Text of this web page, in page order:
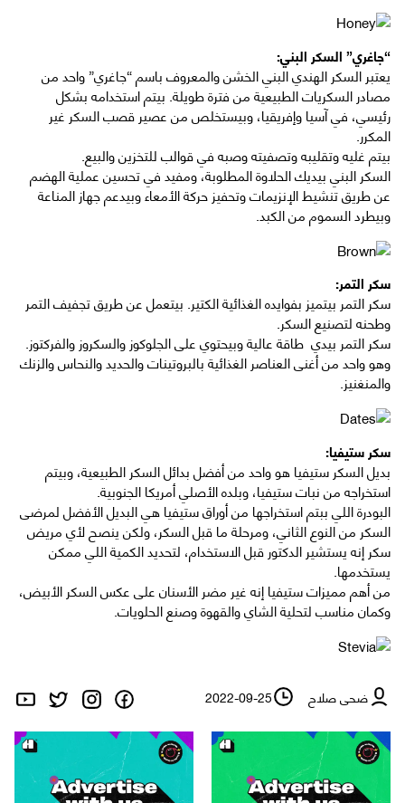
“جاغري” السكر البني:
يعتبر السكر الهندي البني الخشن والمعروف باسم “جاغري” واحد من
مصادر السكريات الطبيعية من فترة طويلة. بيتم استخدامه بشكل
رئيسي، في آسيا وإفريقيا، وبيستخلص من عصير قصب السكر غير
المكرر.
بيتم غليه وتقليبه وتصفيته وصبه في قوالب للتخزين والبيع.
السكر البني بيديك الحلاوة المطلوبة، ومفيد في تحسين عملية الهضم
عن طريق تنشيط الإنزيمات وتحفيز حركة الأمعاء وبيدعم جهاز المناعة
وبيطرد السموم من الكبد.
سكر التمر:
سكر التمر بيتميز بفوايده الغذائية الكتير. بيتعمل عن طريق تجفيف التمر
وطحنه لتصنيع السكر.
سكر التمر بيدي طاقة عالية وبيحتوي على الجلوكوز والسكروز والفركتوز.
وهو واحد من أغنى العناصر الغذائية بالبروتينات والحديد والنحاس والزنك
والمنغنيز.
سكر ستيفيا:
بديل السكر ستيفيا هو واحد من أفضل بدائل السكر الطبيعية، وبيتم
استخراجه من نبات ستيفيا، وبلده الأصلي أمريكا الجنوبية.
البودرة اللي ببتم استخراجها من أوراق ستيفيا هي البديل الأفضل لمرضى
السكر من النوع الثاني، ومرحلة ما قبل السكر، ولكن ينصح لأي مريض
سكر إنه يستشير الدكتور قبل الاستخدام، لتحديد الكمية اللي ممكن
يستخدمها.
من أهم مميزات ستيفيا إنه غير مضر الأسنان على عكس السكر الأبيض،
وكمان مناسب لتحلية الشاي والقهوة وصنع الحلويات.
ضحى صلاح 2022-09-25